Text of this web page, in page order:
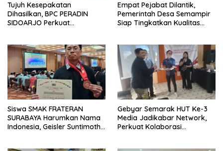
Tujuh Kesepakatan
Dihasilkan, BPC PERADIN
SIDOARJO Perkuat
Empat Pejabat Dilantik,
Pemerintah Desa Semampir
Siap Tingkatkan Kualitas
Siswa SMAK FRATERAN
SURABAYA Harumkan Nama
Indonesia, Geisler Suntimothy
Gebyar Semarak HUT Ke-3
Media Jadikabar Network,
Perkuat Kolaborasi